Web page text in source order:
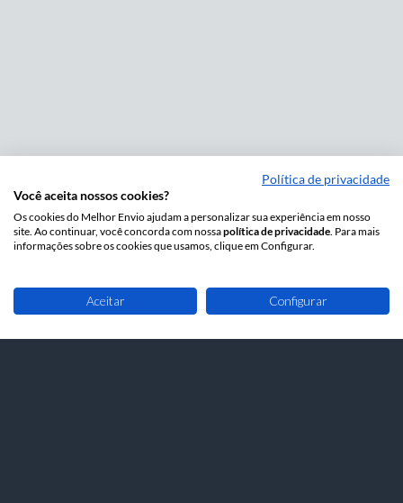
Política de privacidade
Você aceita nossos cookies?
Os cookies do Melhor Envio ajudam a personalizar sua experiência em nosso
site. Ao continuar, você concorda com nossapolítica de privacidade. Para mais
informações sobre os cookies que usamos, clique em Configurar.
Aceitar Configurar